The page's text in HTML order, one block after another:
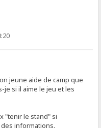
jeune aide de camp que
je si il aime le jeu et les
"tenir le stand" si
informations.